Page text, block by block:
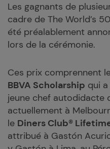
Les gagnants de
cadre de The World’s
été préalablement
lors de la cérémonie.
Ces prix comprennent
BBVA Scholarship qui
jeune chef autodidacte
actuellement à
le Diners Club®
attribué à Gastón